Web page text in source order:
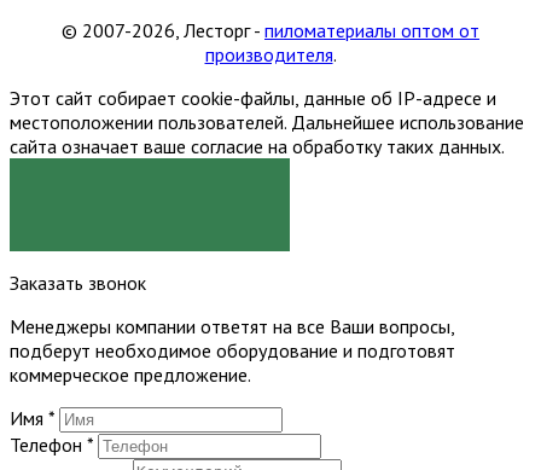
© 2007-2026, Лесторг - пиломатериалы оптом от
производителя.
Этот сайт собирает cookie-файлы, данные об IP-адресе и
местоположении пользователей. Дальнейшее использование
сайта означает ваше согласие на обработку таких данных.
Заказать звонок
Менеджеры компании ответят на все Ваши вопросы,
подберут необходимое оборудование и подготовят
коммерческое предложение.
Имя *
Телефон *